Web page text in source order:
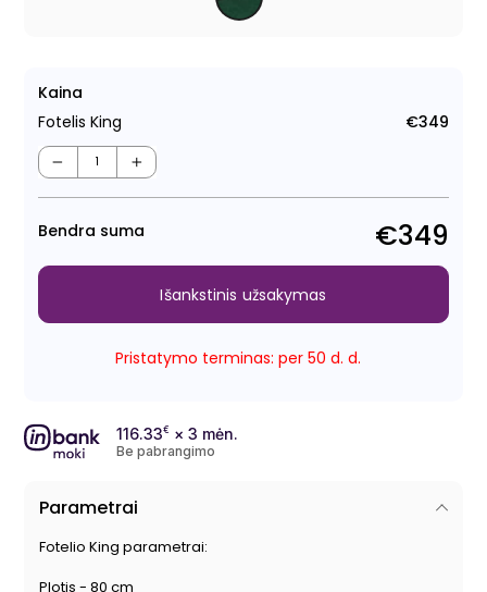
Kaina
Fotelis King
€349
− +
Bendra suma €349
Pristatymo terminas: per 50 d. d.
Išankstinis užsakymas
116.33€ × 3 mėn.
Be pabrangimo
Parametrai
Fotelio King parametrai:
Plotis - 80 cm